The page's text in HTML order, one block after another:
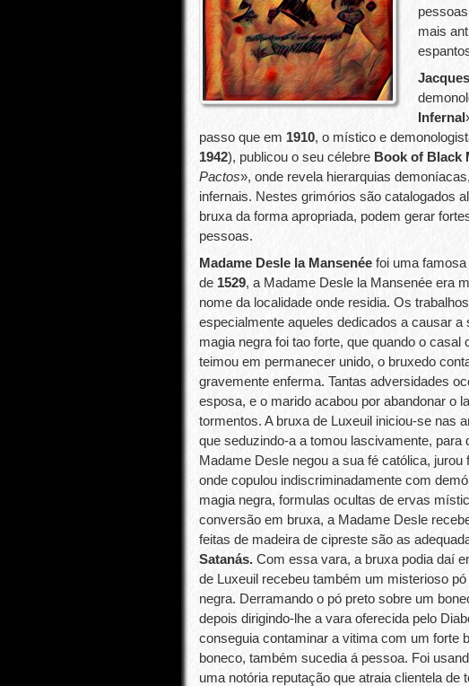
mais
Infernal
passo que em 1910, o místico e
1942), publicou o seu célebre Book of Black
Pactos», onde revela hierarquias
infernais. Nestes grimórios são catalogados
bruxa da forma apropriada, podem gerar
pessoas.
Madame Desle la Mansenée foi uma
de 1529, a Madame Desle la Mansenée era
nome da localidade onde residia. Os
especialmente aqueles dedicados a causar
magia negra foi tao forte, que quando o
teimou em permanecer unido, o bruxedo
gravemente enferma. Tantas adversidades
esposa, e o marido acabou por abandonar o
tormentos. A bruxa de Luxeuil iniciou-se nas
que seduzindo-a a tomou lascivamente,
Madame Desle negou a sua fé católica,
onde copulou indiscriminadamente com
magia negra, formulas ocultas de ervas
conversão em bruxa, a Madame Desle
feitas de madeira de cipreste são as
Satanás. Com essa vara, a bruxa podia daí
de Luxeuil recebeu também um misterioso
negra. Derramando o pó preto sobre um
depois dirigindo-lhe a vara oferecida pelo
conseguia contaminar a vitima com um forte
boneco, também sucedia á pessoa. Foi
uma notória reputação que atraia clientela